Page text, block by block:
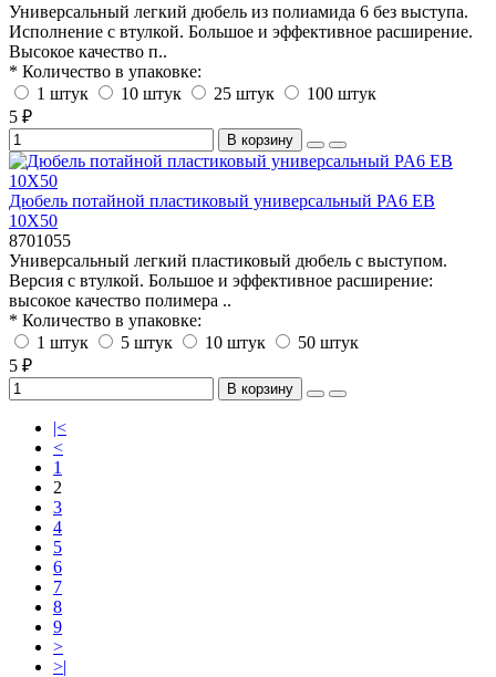
Универсальный легкий дюбель из полиамида 6 без выступа.
Исполнение с втулкой. Большое и эффективное расширение.
Высокое качество п..
* Количество в упаковке:
1 штук
10 штук 25 штук
100 штук
5 ₽
В корзину
Дюбель потайной пластиковый универсальный PA6 EB
10X50
8701055
Универсальный легкий пластиковый дюбель с выступом.
Версия с втулкой. Большое и эффективное расширение:
высокое качество полимера ..
* Количество в упаковке:
1 штук
5 штук 10 штук
50 штук
5 ₽
В корзину
|<
<
1
2
3
4
5
6
7
8
9
>
>|